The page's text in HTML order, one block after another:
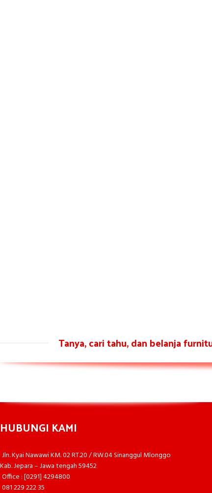
Tanya, cari tahu, dan belanja
HUBUNGI KAMI
Jln. Kyai Nawawi KM. 02 RT.20 / RW.04 Sinanggul Mlonggo
Kab. Jepara – Jawa tengah 59452
Office : [0291] 4294800
081 229 222 35